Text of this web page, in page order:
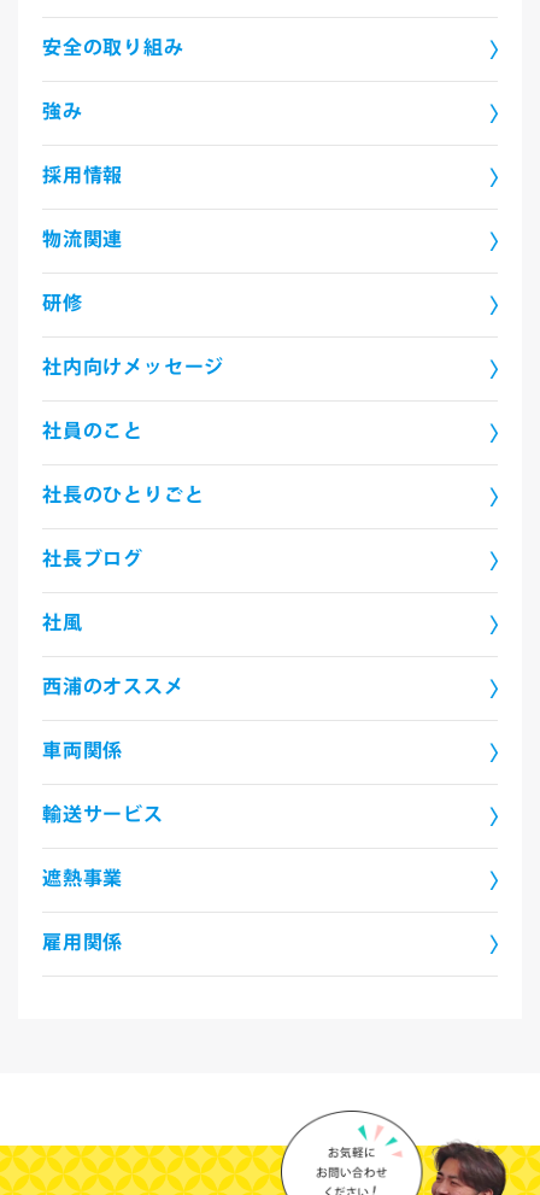
安全の取り組み
強み
採用情報
物流関連
研修
社内向けメッセージ
社員のこと
社長のひとりごと
社長ブログ
社風
西浦のオススメ
車両関係
輸送サービス
遮熱事業
雇用関係